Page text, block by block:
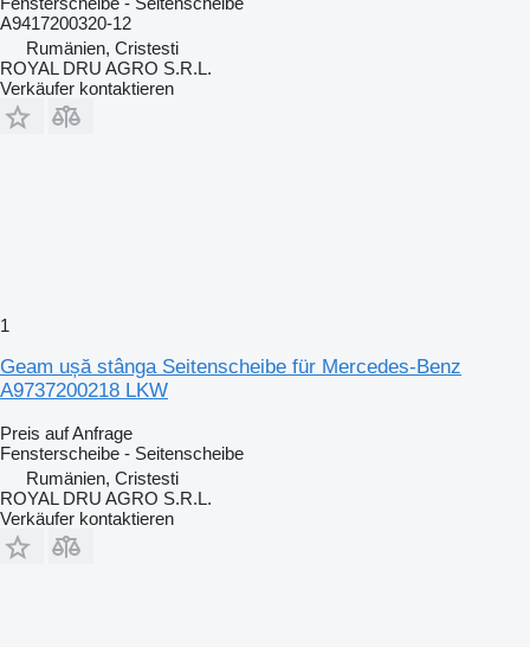
A9417200320-12
Rumänien, Cristesti
ROYAL DRU AGRO S.R.L.
Verkäufer kontaktieren
1
Geam ușă stânga Seitenscheibe für Mercedes-Benz
A9737200218 LKW
Preis auf Anfrage
Fensterscheibe - Seitenscheibe
Rumänien, Cristesti
ROYAL DRU AGRO S.R.L.
Verkäufer kontaktieren